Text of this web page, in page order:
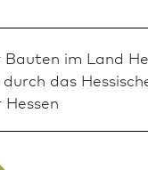
im Land
das